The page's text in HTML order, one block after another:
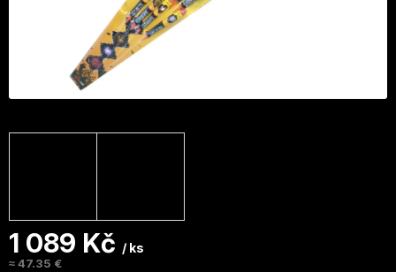
1 089 Kč / ks
≈ 47.35 €